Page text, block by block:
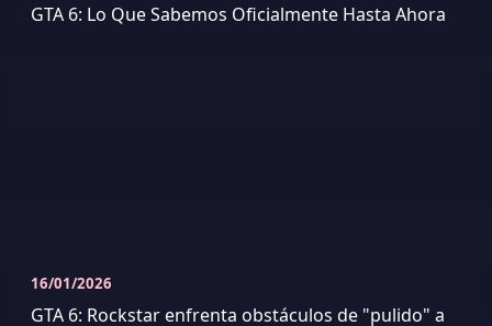
GTA 6: Lo Que Sabemos Oficialmente Hasta Ahora
16/01/2026
GTA 6: Rockstar enfrenta obstáculos de "pulido" a